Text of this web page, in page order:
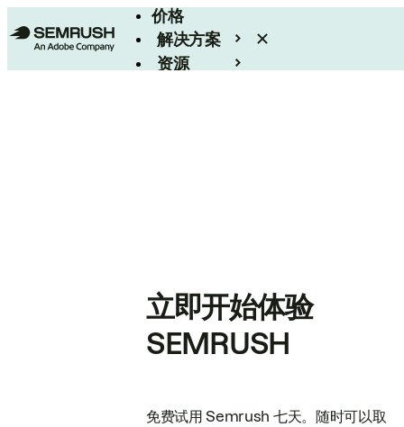
价格
解决方案
资源
立即开始体验
SEMRUSH
免费试用 Semrush 七天。随时可以取